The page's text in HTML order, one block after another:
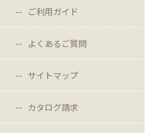
ご利用ガイド
よくあるご質問
サイトマップ
カタログ請求